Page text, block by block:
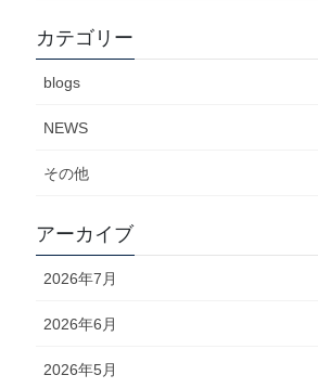
カテゴリー
blogs
NEWS
その他
アーカイブ
2026年7月
2026年6月
2026年5月